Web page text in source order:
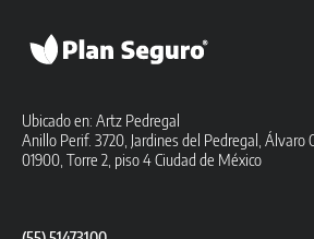
Ubicado en: Artz Pedregal
Anillo Perif. 3720, Jardines del Pedregal, Álvaro
01900, Torre 2, piso 4 Ciudad de México